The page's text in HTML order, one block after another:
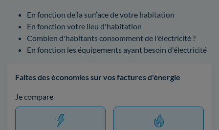
En fonction de la surface de votre habitation
En fonction votre lieu d'habitation
Combien d'habitants consomment de l'électricité ?
En fonction les équipements ayant besoin d'électricité
Faites des économies sur vos factures d'énergie
Je compare